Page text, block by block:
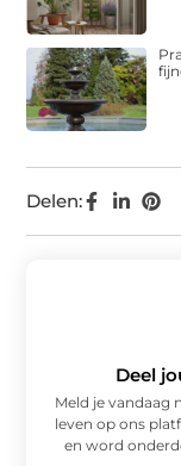
Delen:
Deel
Meld je vandaag
leven op ons
en word